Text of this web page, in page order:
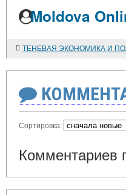
Moldova
Сортировка:
Комментариев